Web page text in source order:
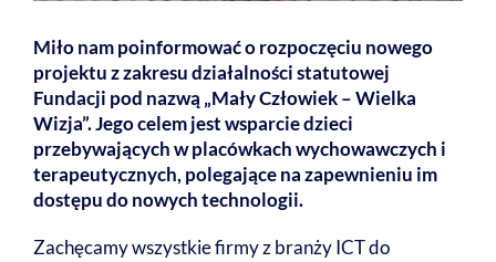
Miło nam poinformować o rozpoczęciu nowego
projektu z zakresu działalności statutowej
Fundacji pod nazwą „Mały Człowiek – Wielka
Wizja”. Jego celem jest wsparcie dzieci
przebywających w placówkach wychowawczych i
terapeutycznych, polegające na zapewnieniu im
dostępu do nowych technologii.
Zachęcamy wszystkie firmy z branży ICT do